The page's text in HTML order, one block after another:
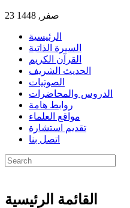
23 صفر, 1448
الرئيسية
السيرة الذاتية
القرآن الكريم
الحديث الشريف
الصوتيات
الدروس والمحاضرات
روابط هامة
مواقع العلماء
تقديم استشارة
اتصل بنا
القائمة الرئيسية